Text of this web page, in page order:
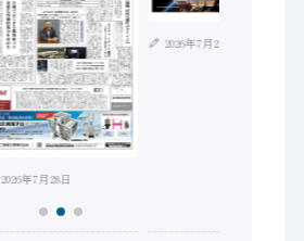
2026年7月28日
2026年7月21日